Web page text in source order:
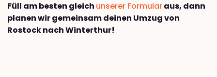
Füll am besten gleich unserer Formularaus, dann
planen wir gemeinsam deinen Umzug von
Rostock nach Winterthur!